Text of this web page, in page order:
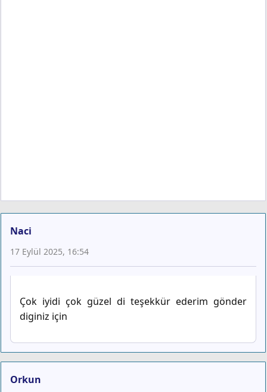
Naci
17 Eylül 2025, 16:54
Çok iyidi çok güzel di teşekkür ederim gönder
diginiz için
Orkun